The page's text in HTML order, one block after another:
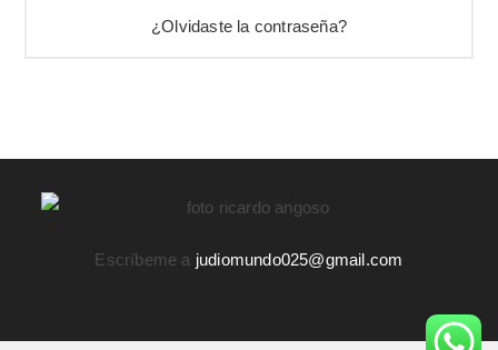
¿Olvidaste la contraseña?
Escríbeme a judiomundo025@gmail.com